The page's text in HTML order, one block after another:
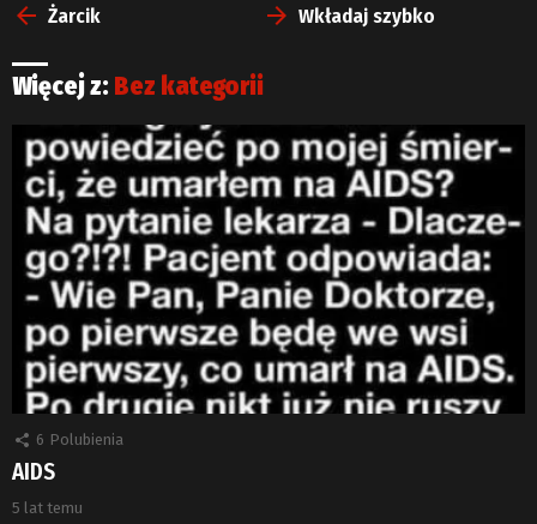
więcejŻarcik Wkładaj szybko
Więcej z: Bez kategorii
6 Polubienia
AIDS
5 lat temu